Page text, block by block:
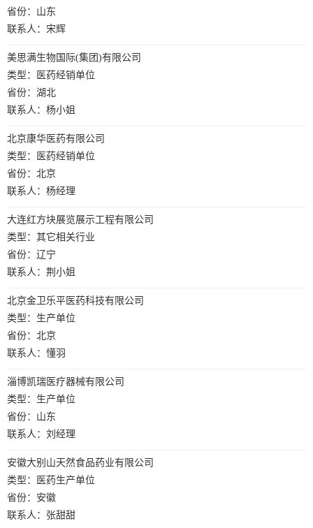
省份：山东
联系人：宋辉
美思满生物国际(集团)有限公司
类型：医药经销单位
省份：湖北
联系人：杨小姐
北京康华医药有限公司
类型：医药经销单位
省份：北京
联系人：杨经理
大连红方块展览展示工程有限公司
类型：其它相关行业
省份：辽宁
联系人：荆小姐
北京金卫乐平医药科技有限公司
类型：生产单位
省份：北京
联系人：懂羽
淄博凯瑞医疗器械有限公司
类型：生产单位
省份：山东
联系人：刘经理
安徽大别山天然食品药业有限公司
类型：医药生产单位
省份：安徽
联系人：张甜甜